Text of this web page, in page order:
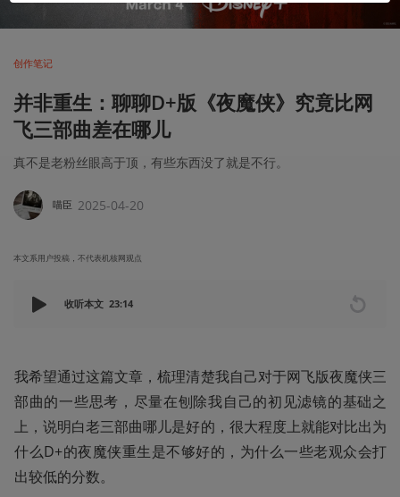
创作笔记
并非重生：聊聊D+版《夜魔侠》究竟比网
飞三部曲差在哪儿
真不是老粉丝眼高于顶，有些东西没了就是不行。
喵臣 2025-04-20
本文系用户投稿，不代表机核网观点
收听本文 23:14
我希望通过这篇文章，梳理清楚我自己对于网飞版夜魔侠三
部曲的一些思考，尽量在刨除我自己的初见滤镜的基础之
上，说明白老三部曲哪儿是好的，很大程度上就能对比出为
什么D+的夜魔侠重生是不够好的，为什么一些老观众会打
出较低的分数。